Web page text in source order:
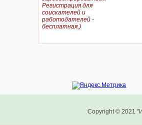
Регистрация для
соискателей и
работодателей -
бесплатная.)
Copyright © 2021